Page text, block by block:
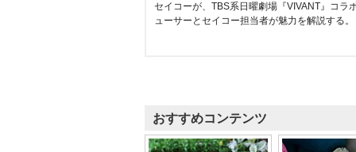
セイコーが、TBS系日曜劇場『VIVANT』コラ
ューサーとセイコー担当者が魅力を解説する。
おすすめコンテンツ